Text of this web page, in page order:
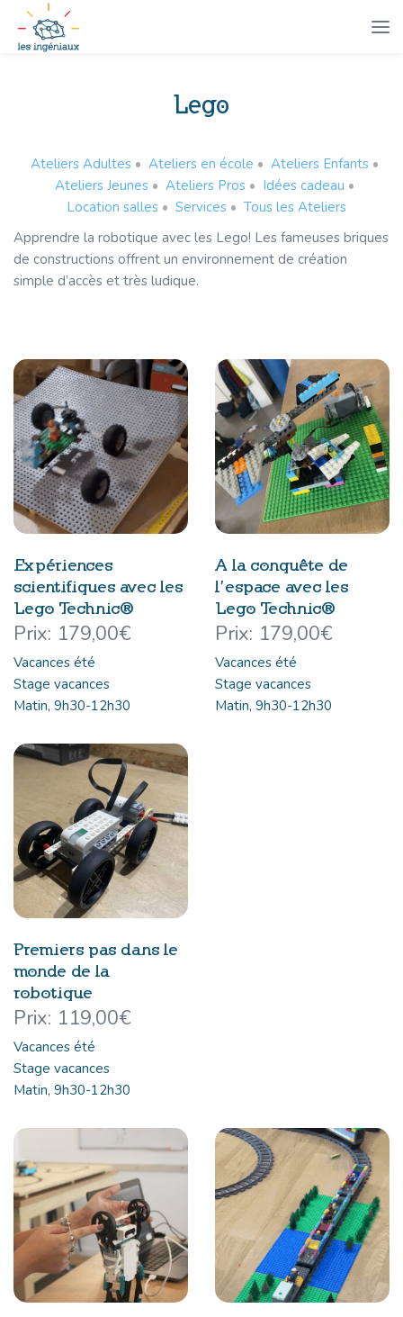
Lego
Ateliers Adultes • Ateliers en école • Ateliers Enfants •
Ateliers Jeunes • Ateliers Pros • Idées cadeau •
Location salles • Services • Tous les Ateliers
Apprendre la robotique avec les Lego! Les fameuses briques
de constructions offrent un environnement de création
simple d’accès et très ludique.
Expériences
scientifiques avec les
Lego Technic®
179,00€
Vacances été
Stage vacances
Matin, 9h30-12h30
A la conquête de
l’espace avec les
Lego Technic®
179,00€
Vacances été
Stage vacances
Matin, 9h30-12h30
Premiers pas dans le
monde de la
robotique
119,00€
Vacances été
Stage vacances
Matin, 9h30-12h30